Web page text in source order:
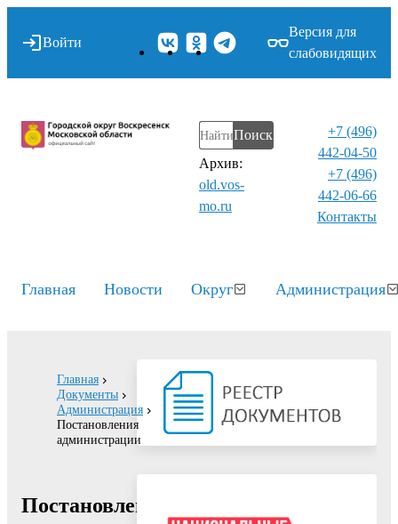
Войти
Версия для
слабовидящих
Поиск
Архив:
old.vos-
mo.ru
+7 (496)
442-04-50
+7 (496)
442-06-66
Контакты⁠
Главная Новости Округ Администрация
Главная
Документы
Администрация
Постановления
администрации
Постановление